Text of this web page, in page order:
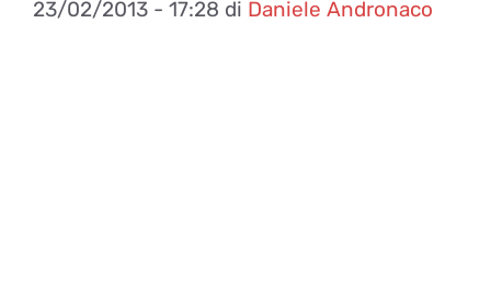
23/02/2013 - 17:28 di Daniele Andronaco